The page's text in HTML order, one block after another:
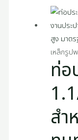
เหล็กรูป
ท่อ
สำ